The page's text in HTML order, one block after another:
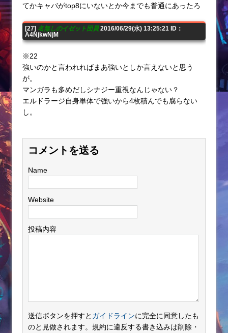
てかキャバがtop8にいないとか今までも普通にあったろ
[27] 名無しのイゼット団員2016/06/29(水) 13:25:21 ID：
A4NjkwNjM
※22
強いのかと言われればまあ強いとしか言えないと思う
が。
マンガラも多めだしシナジー重視なんじゃない？
エルドラージ自身単体で強いから4枚積んでも腐らない
し。
コメントを送る
Name
Website
投稿内容
送信ボタンを押すと ガイドラインに完全に同意したも
のと見做されます。規約に違反する書き込みは削除・